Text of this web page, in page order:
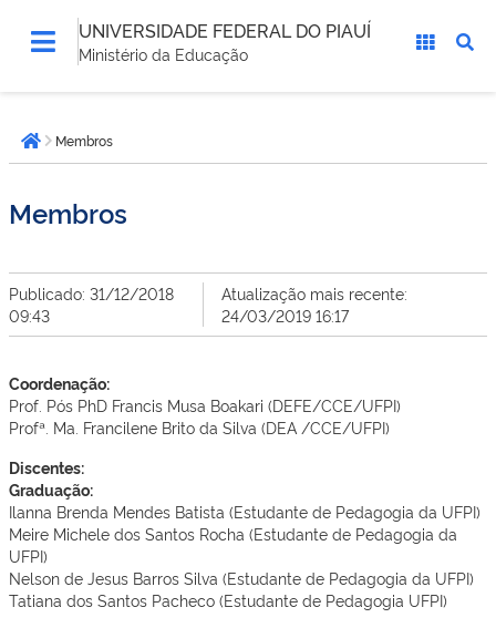
UNIVERSIDADE FEDERAL DO PIAUÍ
Ministério da Educação
está
aqui:Página inicial
Membros
Membros
Publicado: 31/12/2018
09:43
Atualização mais recente:
24/03/2019 16:17
Coordenação:
Prof. Pós PhD Francis Musa Boakari (DEFE/CCE/UFPI)
Profª. Ma. Francilene Brito da Silva (DEA /CCE/UFPI)
Discentes:
Graduação:
Ilanna Brenda Mendes Batista (Estudante de Pedagogia da UFPI)
Meire Michele dos Santos Rocha (Estudante de Pedagogia da
UFPI)
Nelson de Jesus Barros Silva (Estudante de Pedagogia da UFPI)
Tatiana dos Santos Pacheco (Estudante de Pedagogia UFPI)